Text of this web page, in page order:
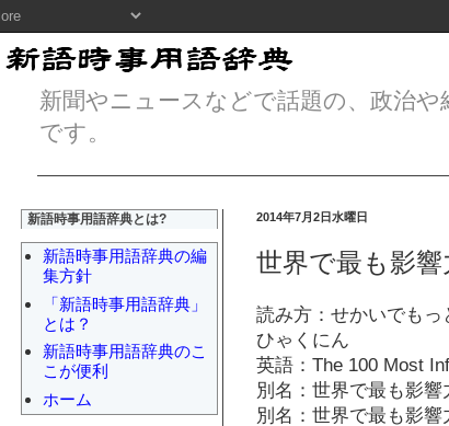
新聞やニュースなどで話題の、政治
です。
2014年7月2日水曜日
世界で最も影響
読み方：せかいでもっ
ひゃくにん
英語：The 100 Most
別名：世界で最も影響
別名：世界で最も影響
新語時事用語辞典とは?
新語時事用語辞典の編
集方針
「新語時事用語辞典」
とは？
新語時事用語辞典のこ
こが便利
ホーム